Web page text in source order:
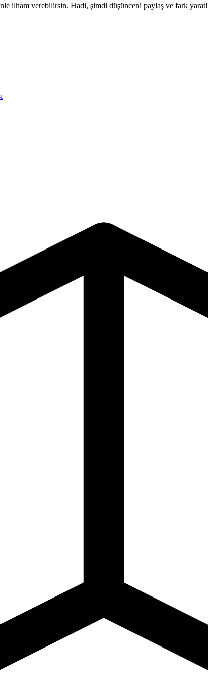
ilham verebilirsin. Hadi, şimdi düşünceni paylaş ve fark yarat!